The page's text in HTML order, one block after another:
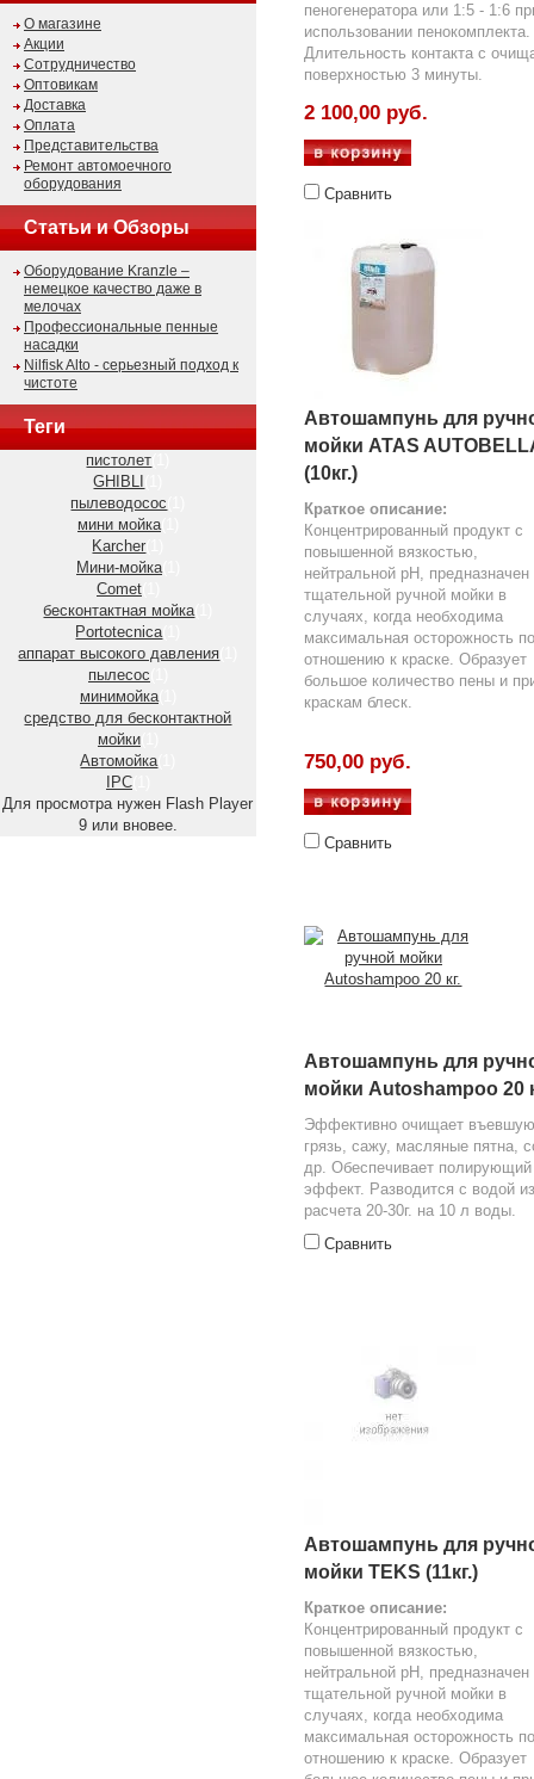
О магазине
Акции
Сотрудничество
Оптовикам
Доставка
Оплата
Представительства
Ремонт автомоечного
оборудования
Статьи и Обзоры
Оборудование Kranzle –
немецкое качество даже в
мелочах
Профессиональные пенные
насадки
Nilfisk Alto - серьезный подход к
чистоте
Теги
пистолет
GHIBLI
пылеводосос
мини мойка(1)
Karcher
Мини-мойка(1)
Comet
бесконтактная мойка(1)
Portotecnica(1)
аппарат высокого давления
пылесос
минимойка(1)
средство для бесконтактной
мойки
Автомойка(1)
IPC
Для просмотра нужен Flash Player
9 или вновее.
пеногенератора или 1:5 - 1:6
использовании пенокомплекта.
Длительность контакта с
поверхностью 3 минуты.
2 100,00 руб.
Сравнить
Автошампунь для
мойки ATAS
(10кг.)
Краткое описание:
Концентрированный продукт с
повышенной вязкостью,
нейтральной pH,
тщательной ручной мойки в
случаях, когда необходима
максимальная осторожность по
отношению к краске. Образует
большое количество пены и
краскам блеск.
750,00 руб.
Сравнить
Автошампунь для
мойки Autoshampoo 20
Эффективно очищает
грязь, сажу, масляные пятна,
др. Обеспечивает полирующий
эффект. Разводится с водой из
расчета 20-30г. на 10 л воды.
Сравнить
Автошампунь для
мойки TEKS (11кг.)
Краткое описание:
Концентрированный продукт с
повышенной вязкостью,
нейтральной pH,
тщательной ручной мойки в
случаях, когда необходима
максимальная осторожность по
отношению к краске. Образует